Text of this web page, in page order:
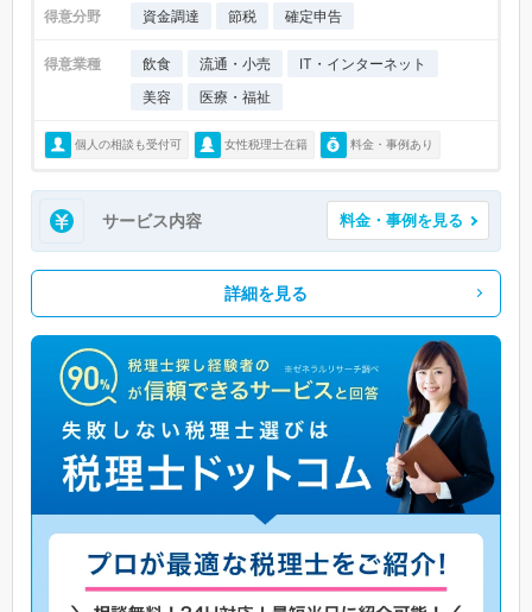
得意分野 資金調達 節税 確定申告
得意業種 飲食 流通・小売
IT・インターネット
美容
医療・福祉
個人の相談も受付可 女性税理士在籍 料金・事例あり
サービス内容 料金・事例を見る
詳細を見る